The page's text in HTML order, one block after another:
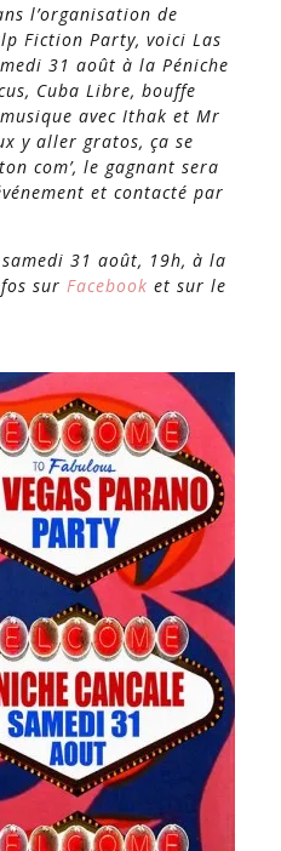
l’organisation de
Fiction Party, voici Las
31 août à la Péniche
Cuba Libre, bouffe
avec Ithak et Mr
y aller gratos, ça se
com’, le gagnant sera
et contacté par
31 août, 19h, à la
sur Facebook et sur le